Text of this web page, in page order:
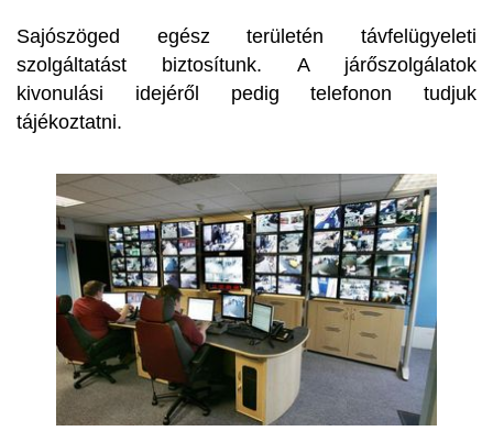
Sajószöged egész területén távfelügyeleti
szolgáltatást biztosítunk. A járőszolgálatok
kivonulási idejéről pedig telefonon tudjuk
tájékoztatni.